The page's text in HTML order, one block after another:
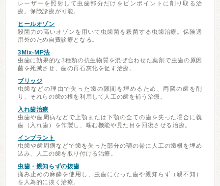
レーザーを照射して虫歯部分だけをピンポイントに削り取る治
療。保険診療が可能。
ヒールオゾン
殺菌力の高いオゾンを用いて虫歯菌を殺菌する虫歯治療。保険適
用外のため自費診療となる。
3Mix-MP法
虫歯に効果的な3種類の抗生物質を混ぜ合わせた薬剤で虫歯の原因
菌を死滅させ、歯の再石灰化を促す治療。
ブリッジ
虫歯などの理由で失った歯の隙間を埋めるため、両隣の歯を削
り、それらの歯の根を利用して人工の歯を補う治療。
入れ歯治療
虫歯や歯周病などで上顎または下顎の全ての歯を失った場合に義
歯（入れ歯）を作製し、噛む機能や見た目を回復させる治療。
インプラント
虫歯や歯周病などで歯を失った部分の顎の骨に人工の歯根を埋め
込み、人工の歯を取り付ける治療。
虫歯・親知らずの抜歯
痛み止めの麻酔を使用し、虫歯になった歯や親知らず（親不知）
を人為的に抜く治療。